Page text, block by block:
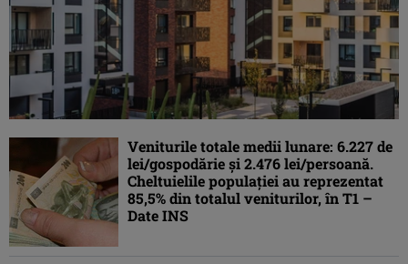
Veniturile totale medii lunare: 6.227 de
lei/gospodărie şi 2.476 lei/persoană.
Cheltuielile populaţiei au reprezentat
85,5% din totalul veniturilor, în T1 –
Date INS